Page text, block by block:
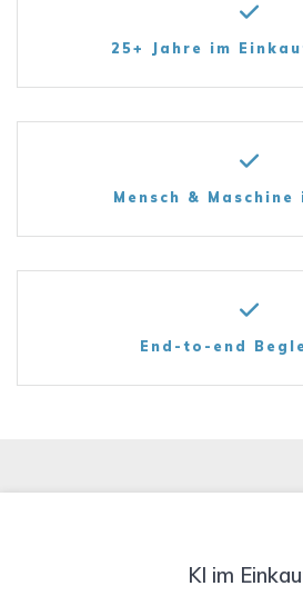
25+ Jahre im
Mensch & Maschine
End-to-end
KI im